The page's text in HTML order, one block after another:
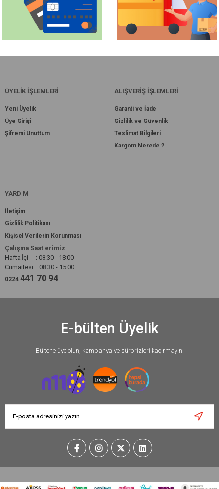
ÜYELİK İŞLEMLERİ
Yeni Üyelik
Üye Girişi
Şifremi Unuttum
ALIŞVERİŞ İŞLEMLERİ
Garanti ve İade
Gizlilik ve Güvenlik
Teslimat Bilgileri
Kargom Nerede ?
YARDIM
İletişim
Gizlilik Politikası
Kişisel Verilerin Korunması
Çalışma Saatlerimiz
Hafta İçi : 08:30 - 18:00
Cumartesi : 08:30 - 15:00
0224 441 70 94
E-bülten Üyelik
Bültene üye olun, kampanya ve sürprizleri kaçırmayın.